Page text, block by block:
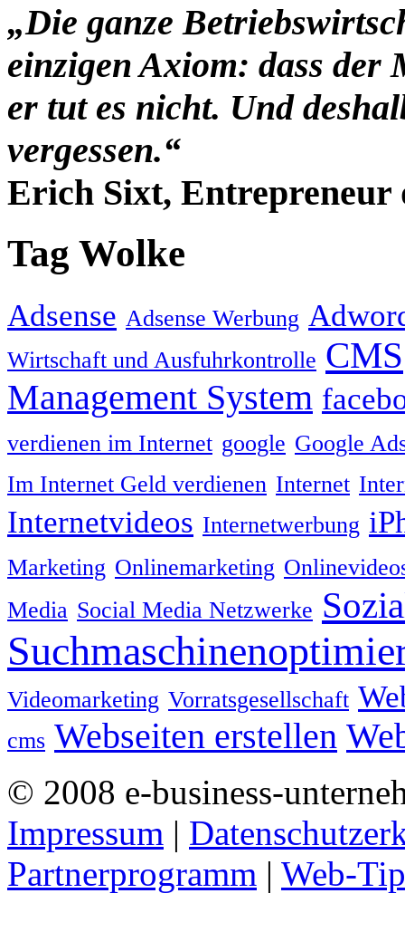
„Die ganze
einzigen Axiom: dass der
er tut es nicht. Und
vergessen.“
Erich Sixt, Entrepreneur
Tag Wolke
Adsense Adsense Werbung
Wirtschaft und Ausfuhrkontrolle CMS
Management System
verdienen im Internet google Google
Im Internet Geld verdienen Internet
Internetvideos Internetwerbung
Marketing Onlinemarketing
Media Social Media Netzwerke
Videomarketing Vorratsgesellschaft
cms Webseiten erstellen
© 2008 e-business-
Impressum |
Partnerprogramm | Web-